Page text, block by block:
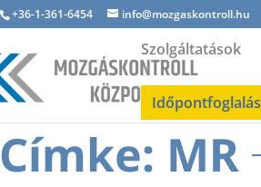
+36-1-361-6454 info@mozgaskontroll.hu
Szolgáltatások
Időpontfoglalás
Címke: MR